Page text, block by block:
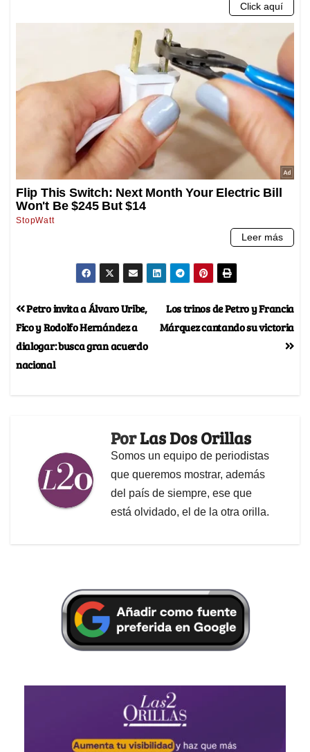
Los trinos de Petro y Francia
Márquez cantando su victoria
Petro invita a Álvaro Uribe,
Fico y Rodolfo Hernández a
dialogar: busca gran acuerdo
nacional
PorLas Dos Orillas
Somos un equipo de periodistas
que queremos mostrar, además
del país de siempre, ese que
está olvidado, el de la otra orilla.